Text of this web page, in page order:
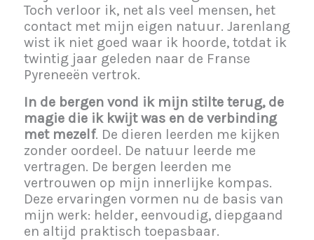
Toch verloor ik, net als veel mensen, het
contact met mijn eigen natuur. Jarenlang
wist ik niet goed waar ik hoorde, totdat ik
twintig jaar geleden naar de Franse
Pyreneeën vertrok.
In de bergen vond ik mijn stilte terug, de
magie die ik kwijt was en de verbinding
met mezelf. De dieren leerden me kijken
zonder oordeel. De natuur leerde me
vertragen. De bergen leerden me
vertrouwen op mijn innerlijke kompas.
Deze ervaringen vormen nu de basis van
mijn werk: helder, eenvoudig, diepgaand
en altijd praktisch toepasbaar.